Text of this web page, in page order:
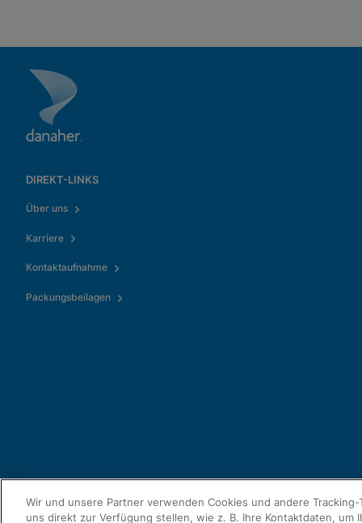
DIREKT-LINKS
Über uns
Karriere
Kontaktaufnahme
Packungsbeilagen
Wir und unsere Partner verwenden Cookies und andere
uns direkt zur Verfügung stellen, wie z. B. Ihre Kontaktdaten, um